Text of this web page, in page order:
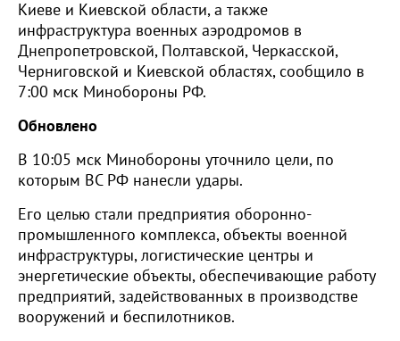
Киеве и Киевской области, а также
инфраструктура военных аэродромов в
Днепропетровской, Полтавской, Черкасской,
Черниговской и Киевской областях, сообщило в
7:00 мск Минобороны РФ.
Обновлено
В 10:05 мск Минобороны уточнило цели, по
которым ВС РФ нанесли удары.
Его целью стали предприятия оборонно-
промышленного комплекса, объекты военной
инфраструктуры, логистические центры и
энергетические объекты, обеспечивающие работу
предприятий, задействованных в производстве
вооружений и беспилотников.